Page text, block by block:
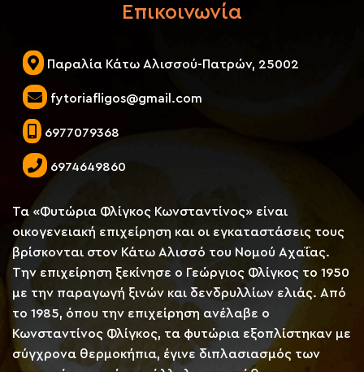
Επικοινωνία
Παραλία Κάτω Αλισσού-Πατρών, 25002
fytoriafligos@gmail.com
6977079368
6974649860
Τα «Φυτώρια Φλίγκος Κωνσταντίνος» είναι
οικογενειακή επιχείρηση και οι εγκαταστάσεις τους
βρίσκονται στον Κάτω Αλισσό του Νομού Αχαΐας.
Την επιχείρηση ξεκίνησε ο Γεώργιος Φλίγκος το 1950
με την παραγωγή ξινών και δενδρυλλίων ελιάς. Από
το 1985, όπου την επιχείρηση ανέλαβε ο
Κωνσταντίνος Φλίγκος, τα φυτώρια εξοπλίστηκαν με
σύγχρονα θερμοκήπια, έγινε διπλασιασμός των